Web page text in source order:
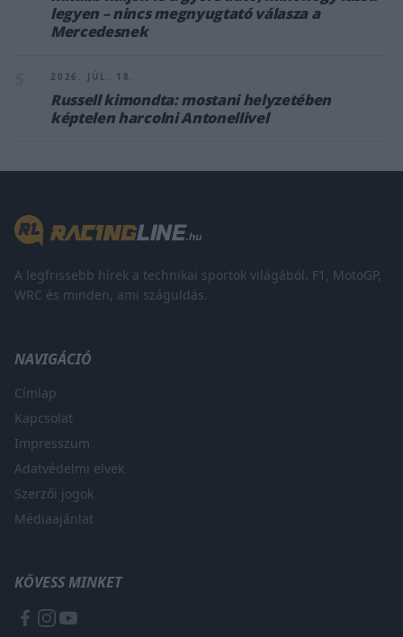
legyen – nincs megnyugtató válasza a
Mercedesnek
2026. JÚL. 18.
Russell kimondta: mostani helyzetében
képtelen harcolni Antonellivel
A legfrissebb hírek a technikai sportok világából. F1, MotoGP,
WRC és minden, ami száguldás.
NAVIGÁCIÓ
Címlap
Kapcsolat
Impresszum
Adatvédelmi elvek
Szerzői jogok
Médiaajánlat
KÖVESS MINKET